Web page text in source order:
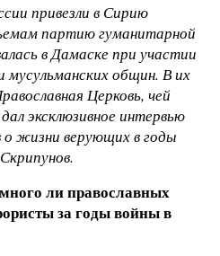
привезли в Сирию
партию гуманитарной
в Дамаске при участии
общин. В их
Церковь, чей
эксклюзивное интервью
жизни верующих в годы
ли православных
за годы войны в